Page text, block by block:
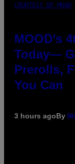
COURTESY OF MOOD
MOOD’s
Today—
Prerolls,
You Can
3 hours agoBy